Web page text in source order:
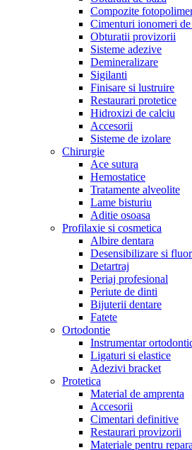
Compozite
Cimenturi ionomeri de
Obturatii provizorii
Sisteme adezive
Demineralizare
Sigilanti
Finisare si lustruire
Restaurari protetice
Hidroxizi de calciu
Accesorii
Sisteme de izolare
Chirurgie
Ace sutura
Hemostatice
Tratamente alveolite
Lame bisturiu
Aditie osoasa
Profilaxie si cosmetica
Albire dentara
Desensibilizare si
Detartraj
Periaj profesional
Periute de dinti
Bijuterii dentare
Fatete
Ortodontie
Instrumentar
Ligaturi si elastice
Adezivi bracket
Protetica
Material de amprenta
Accesorii
Cimentari definitive
Restaurari provizorii
Materiale pentru